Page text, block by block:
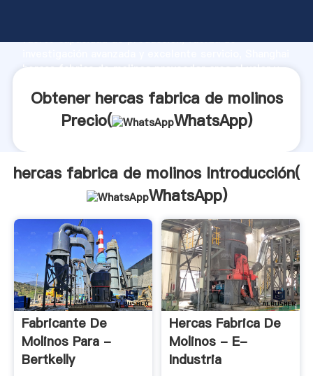
fuerte capacidad de producción, fuerza de
hercas fabrica de molinos proveedor crea el valor y
Obtener hercas fabrica de molinos
Precio(
WhatsApp)
hercas fabrica de molinos Introducción(
WhatsApp)
Fabricante De
Molinos Para -
Bertkelly
Hercas Fabrica De
Molinos - E-
Industria